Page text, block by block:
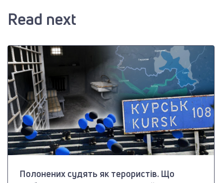
Read next
Полонених судять як терористів. Що